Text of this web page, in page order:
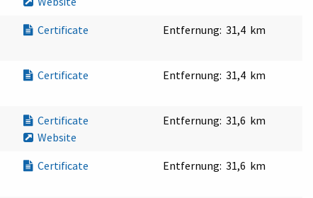
Certificate Entfernung: 31,4 km
Certificate Entfernung: 31,4 km
Certificate
Website
Entfernung: 31,6 km
Certificate Entfernung: 31,6 km